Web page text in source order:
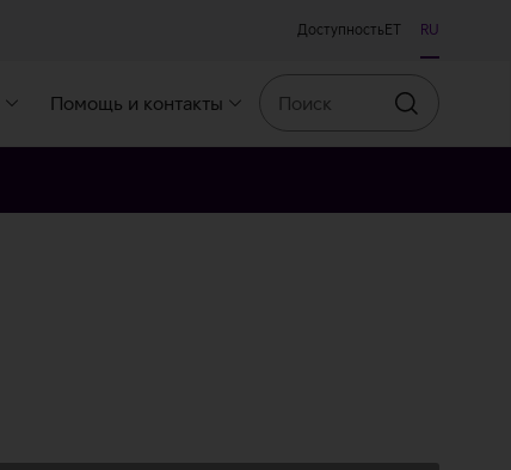
Доступность ET RU
Помощь и контакты
Искать